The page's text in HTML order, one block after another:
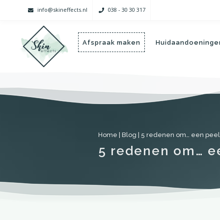
info@skineffects.nl 038 - 30 30 317
Afspraak maken
Home Blog 5 redenen om… een
5 redenen om…